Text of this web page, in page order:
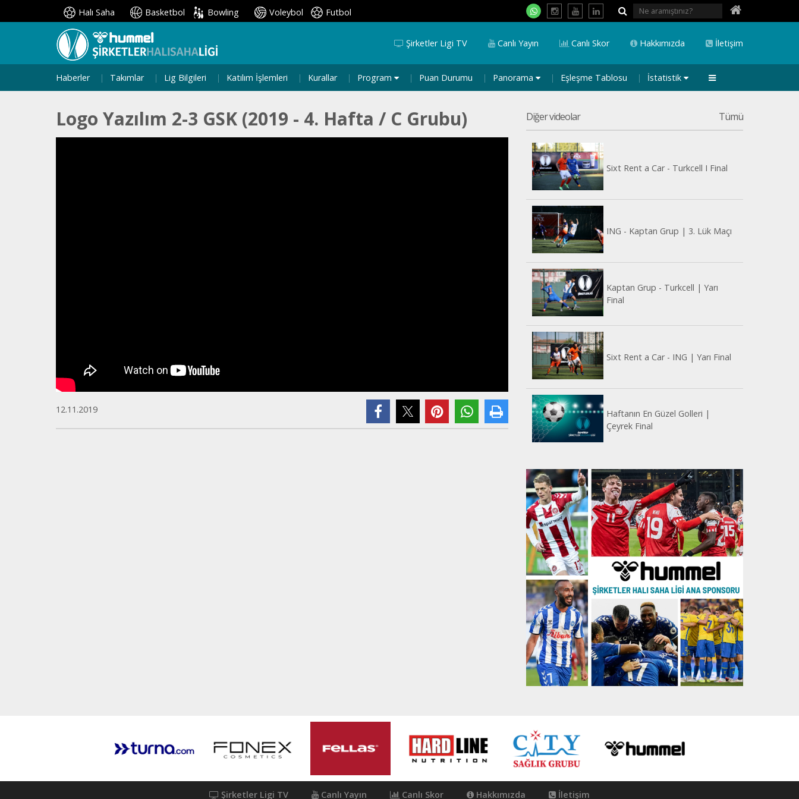
Haberler Takımlar Lig Bilgileri Katılım İşlemleri Kurallar Program Puan Durumu Panorama Eşleşme Tablosu İstatistik
Halı Saha Basketbol Bowling Voleybol Futbol
İletişim
Hakkımızda
Canlı Skor
Canlı Yayın
Şirketler Ligi TV
Logo Yazılım 2-3 GSK (2019 - 4. Hafta / C Grubu)
12.11.2019
Diğer videolar Tümü
Sixt Rent a Car - Turkcell I Final
ING - Kaptan Grup | 3. Lük Maçı
Kaptan Grup - Turkcell | Yarı
Final
Sixt Rent a Car - ING | Yarı Final
Haftanın En Güzel Golleri |
Çeyrek Final
Şirketler Ligi TV Canlı Yayın Canlı Skor Hakkımızda İletişim